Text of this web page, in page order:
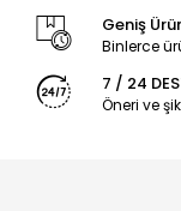
Geniş
Binlerce
7 / 24
Öneri ve